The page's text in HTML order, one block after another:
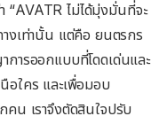
“AVATR ไม่ได้มุ่งมั่นที่จะ
งเท่านั้น แต่คือ ยนตรกร
ารออกแบบที่โดดเด่นและ
อใคร และเพื่อมอบ
น เราจึงตัดสินใจปรับ